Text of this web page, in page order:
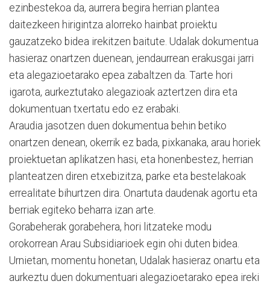
ezinbestekoa da, aurrera begira herrian plantea
daitezkeen hirigintza alorreko hainbat proiektu
gauzatzeko bidea irekitzen baitute. Udalak dokumentua
hasieraz onartzen duenean, jendaurrean erakusgai jarri
eta alegazioetarako epea zabaltzen da. Tarte hori
igarota, aurkeztutako alegazioak aztertzen dira eta
dokumentuan txertatu edo ez erabaki.
Araudia jasotzen duen dokumentua behin betiko
onartzen denean, okerrik ez bada, pixkanaka, arau horiek
proiektuetan aplikatzen hasi, eta honenbestez, herrian
planteatzen diren etxebizitza, parke eta bestelakoak
errealitate bihurtzen dira. Onartuta daudenak agortu eta
berriak egiteko beharra izan arte.
Gorabeherak gorabehera, hori litzateke modu
orokorrean Arau Subsidiarioek egin ohi duten bidea.
Urnietan, momentu honetan, Udalak hasieraz onartu eta
aurkeztu duen dokumentuari alegazioetarako epea ireki